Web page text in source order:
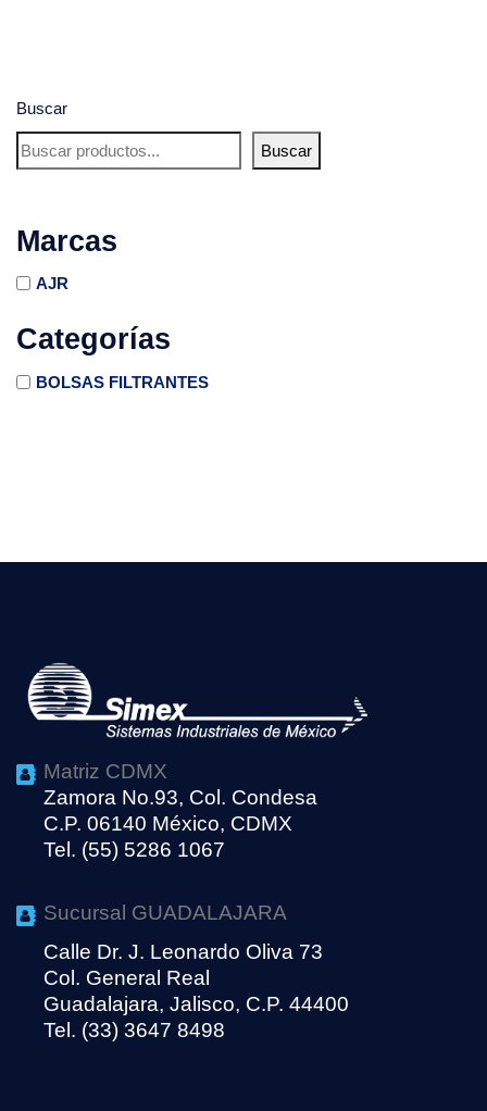
Buscar
Buscar
Marcas
AJR
Categorías
BOLSAS FILTRANTES
Matriz CDMX
Zamora No.93, Col. Condesa
C.P. 06140 México, CDMX
Tel. (55) 5286 1067
Sucursal GUADALAJARA
Calle Dr. J. Leonardo Oliva 73
Col. General Real
Guadalajara, Jalisco, C.P. 44400
Tel. (33) 3647 8498